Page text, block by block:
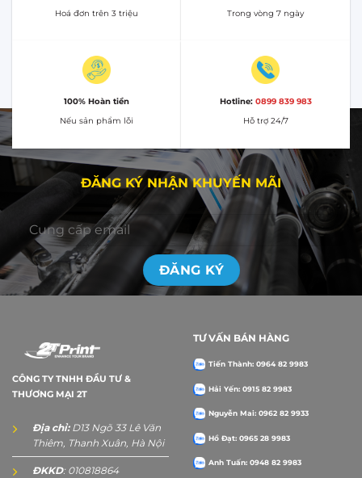
Hoá đơn trên 3 triệu
Trong vòng 7 ngày
100% Hoàn tiền
Nếu sản phẩm lỗi
Hotline: 0899 839 983
Hỗ trợ 24/7
ĐĂNG KÝ NHẬN KHUYẾN MÃI
CÔNG TY TNHH ĐẦU TƯ &
THƯƠNG MẠI 2T
Địa chỉ:D13 Ngõ 33 Lê Văn
Thiêm, Thanh Xuân, Hà Nội
ĐKKD: 010818864
TƯ VẤN BÁN HÀNG
Tiến Thành: 0964 82 9983
Hải Yến: 0915 82 9983
Nguyễn Mai: 0962 82 9933
Hồ Đạt: 0965 28 9983
Anh Tuấn: 0948 82 9983